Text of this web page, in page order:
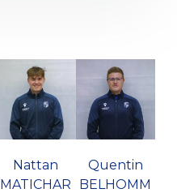
Nattan
MATICHAR
Quentin
BELHOMM